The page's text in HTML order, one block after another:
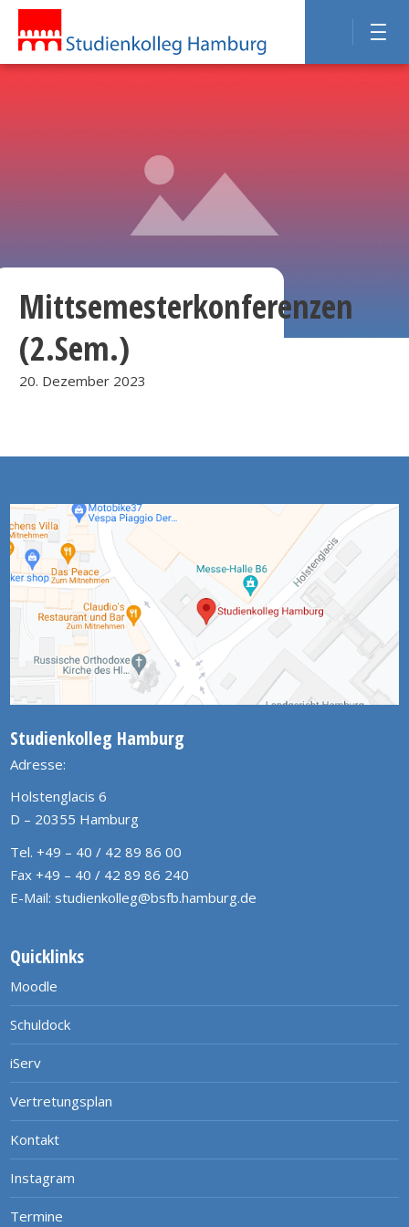
Mittsemesterkonferenzen
(2.Sem.)
20. Dezember 2023
Studienkolleg Hamburg
Adresse:
Holstenglacis 6
D – 20355 Hamburg
Tel. +49 – 40 / 42 89 86 00
Fax +49 – 40 / 42 89 86 240
E-Mail: studienkolleg@bsfb.hamburg.de
Quicklinks
Moodle
Schuldock
iServ
Vertretungsplan
Kontakt
Instagram
Termine